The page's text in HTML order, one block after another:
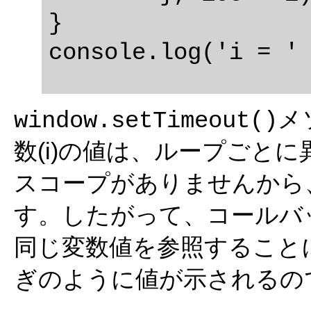
}
window.setTimeout() メ
数(i)の値は、ループごと
スコープがありませんか
す。したがって、コール
同じ変数値を参照するこ
ぎのように値が示されるの